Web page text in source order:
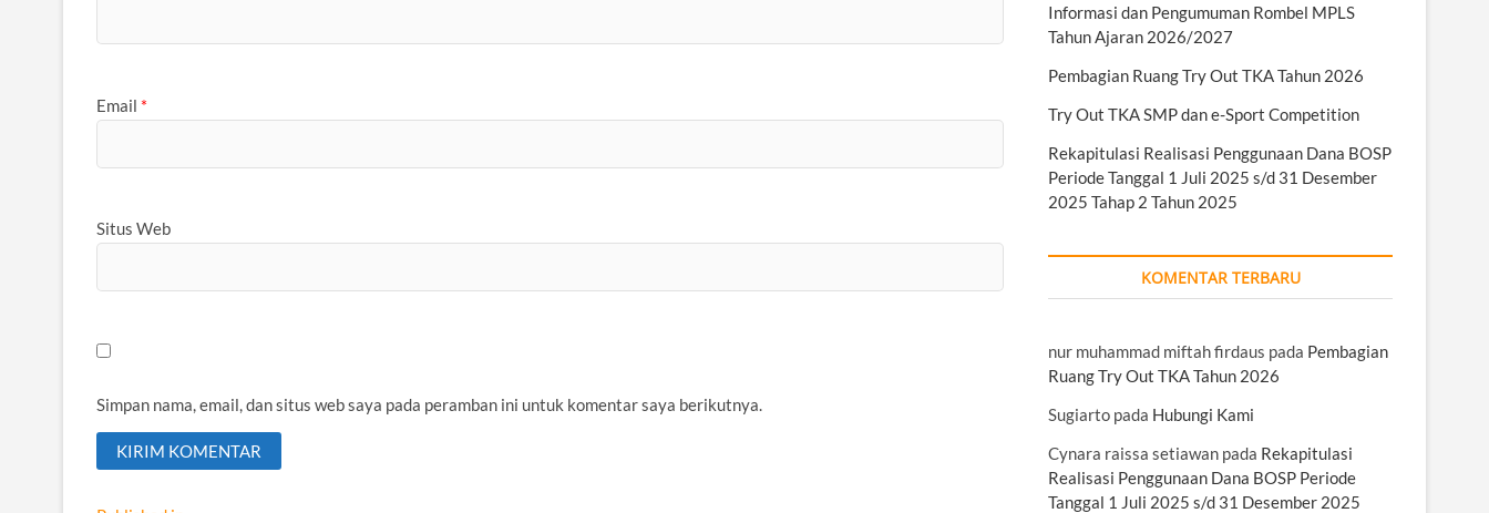
Email *
Situs Web
Simpan nama, email, dan situs web saya pada peramban ini untuk komentar saya berikutnya.
Informasi dan Pengumuman Rombel MPLS
Tahun Ajaran 2026/2027
Pembagian Ruang Try Out TKA Tahun 2026
Try Out TKA SMP dan e-Sport Competition
Rekapitulasi Realisasi Penggunaan Dana BOSP
Periode Tanggal 1 Juli 2025 s/d 31 Desember
2025 Tahap 2 Tahun 2025
KOMENTAR TERBARU
nur muhammad miftah firdaus pada Pembagian
Ruang Try Out TKA Tahun 2026
Sugiarto pada Hubungi Kami
Cynara raissa setiawan pada Rekapitulasi
Realisasi Penggunaan Dana BOSP Periode
Tanggal 1 Juli 2025 s/d 31 Desember 2025